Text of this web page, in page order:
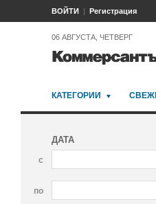
ВОЙТИ Регистрация
06 АВГУСТА, ЧЕТВЕРГ
КАТЕГОРИИ
ДАТА
с
по